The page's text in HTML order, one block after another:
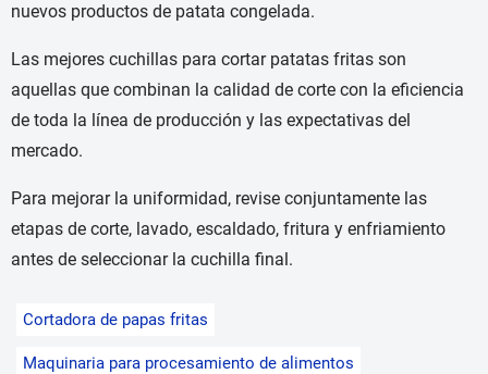
nuevos productos de patata congelada.
Las mejores cuchillas para cortar patatas fritas son
aquellas que combinan la calidad de corte con la eficiencia
de toda la línea de producción y las expectativas del
mercado.
Para mejorar la uniformidad, revise conjuntamente las
etapas de corte, lavado, escaldado, fritura y enfriamiento
antes de seleccionar la cuchilla final.
Cortadora de papas fritas
Maquinaria para procesamiento de alimentos